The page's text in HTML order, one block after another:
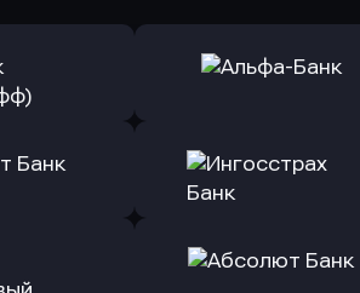
заявку
Оправить заявку
в Альфа-Банк
заявку
Банк
Оправить заявку